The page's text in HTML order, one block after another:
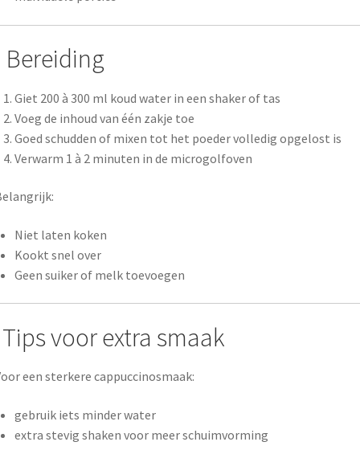
Giet 200 à 300 ml koud water in een shaker of tas
Voeg de inhoud van één zakje toe
Goed schudden of mixen tot het poeder volledig opgelost is
Verwarm 1 à 2 minuten in de microgolfoven
Niet laten koken
Kookt snel over
Geen suiker of melk toevoegen
voor extra smaak
een sterkere cappuccinosmaak:
gebruik iets minder water
extra stevig shaken voor meer schuimvorming